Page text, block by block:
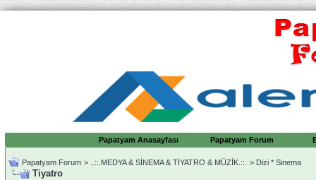
Papatyam Anasayfası Papatyam Forum
Papatyam Forum > ..::.MEDYA & SİNEMA & TİYATRO & MÜZİK.::. > Dizi * Sinema
Tiyatro